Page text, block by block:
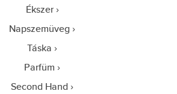
Ékszer
Napszemüveg
Táska
Parfüm
Second Hand